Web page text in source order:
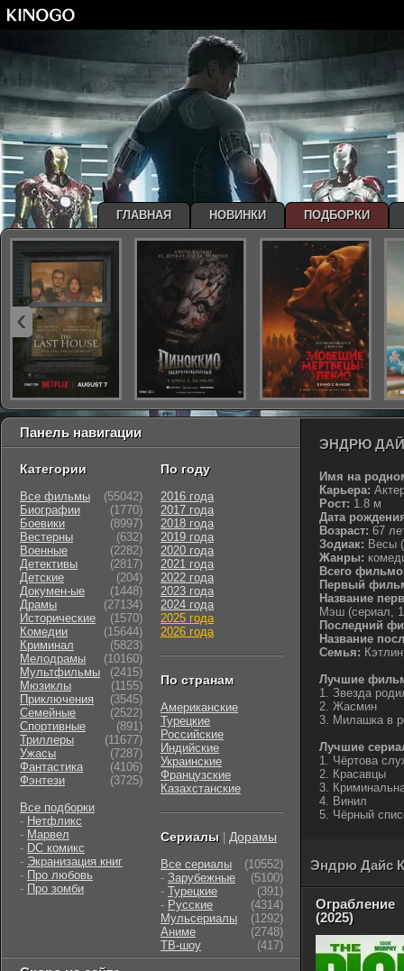
ЭНДРЮ
Имя на
Карьера:
Рост: 1.8 м
Дата
Возраст: 67
Зодиак: Весы
Жанры:
Всего
Первый
Название
Мэш (сериал,
Последний
Название
Семья:
Лучшие
1. Звезда
2. Жасмин
3. Милашка в
Лучшие
1. Чёртова
2. Красавцы
3.
4. Винил
5. Чёрный
Эндрю Дайс
Ограбление
(2025)
Панель навигации
Категории
Все фильмы
(55042)
Биографии
(1770)
Боевики
(8997)
Вестерны
(632)
Военные
(2282)
Детективы
(2817)
Детские
(204)
Докумен-ые
(1448)
Драмы
(27134)
Исторические
(1570)
Комедии
(15644)
Криминал
(5823)
Мелодрамы
(10160)
Мультфильмы
(2415)
Мюзиклы
(1155)
Приключения
(3545)
Семейные
(2522)
Cпортивные
(891)
Триллеры
(11677)
Ужасы
(7287)
Фантастика
(4106)
Фэнтези
(3725)
Все подборки
- Нетфликс
- Марвел
- DC комикс
- Экранизация книг
- Про любовь
- Про зомби
По году
2016 года
2017 года
2018 года
2019 года
2020 года
2021 года
2022 года
2023 года
2024 года
2025 года
2026 года
По странам
Американские
Турецкие
Российские
Индийские
Украинские
Французские
Казахстанские
Сериалы Дорамы
Все сериалы
(10552)
- Зарубежные
(5100)
- Турецкие
(391)
- Русские
(4314)
Мульсериалы
(1292)
Аниме
(2748)
ТВ-шоу
(417)
ГЛАВНАЯ НОВИНКИ ПОДБОРКИ
‹